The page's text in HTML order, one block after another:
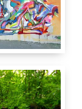
2.50
Rue de Genève